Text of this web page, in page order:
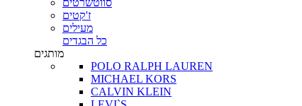
ז'קטים
מעילים
כל הבגדים
מותגים
POLO RALPH LAUREN
MICHAEL KORS
CALVIN KLEIN